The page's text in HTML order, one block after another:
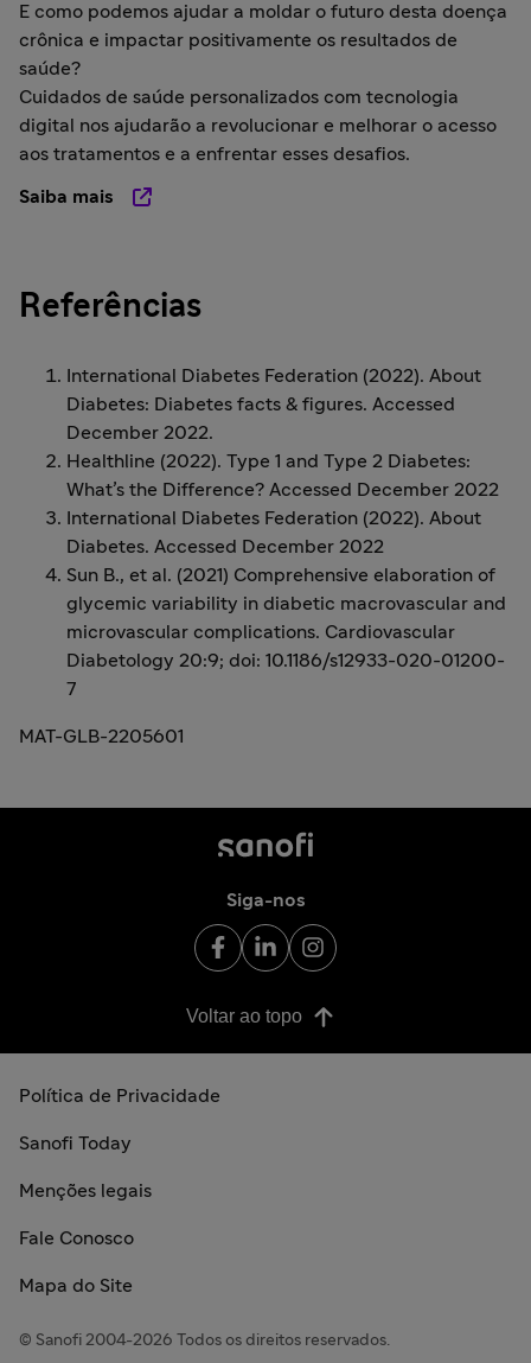
E como podemos ajudar a moldar o futuro desta doença
crônica e impactar positivamente os resultados de
saúde?
Cuidados de saúde personalizados com tecnologia
digital nos ajudarão a revolucionar e melhorar o acesso
aos tratamentos e a enfrentar esses desafios.
Saiba mais
Referências
International Diabetes Federation (2022). About
Diabetes: Diabetes facts & figures. Accessed
December 2022.
Healthline (2022). Type 1 and Type 2 Diabetes:
What’s the Difference? Accessed December 2022
International Diabetes Federation (2022). About
Diabetes. Accessed December 2022
Sun B., et al. (2021) Comprehensive elaboration of
glycemic variability in diabetic macrovascular and
microvascular complications. Cardiovascular
Diabetology 20:9; doi: 10.1186/s12933-020-01200-
7
MAT-GLB-2205601
Siga-nos
Voltar ao topo
Política de Privacidade
Sanofi Today
Menções legais
Fale Conosco
Mapa do Site
© Sanofi 2004-2026 Todos os direitos reservados.